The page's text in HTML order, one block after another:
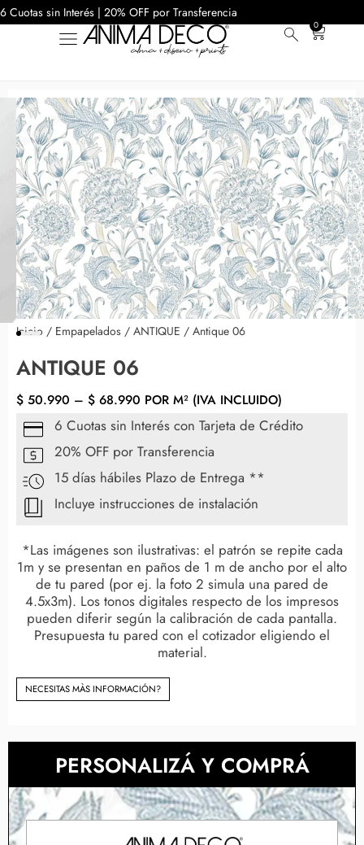
6 Cuotas sin Interés | 20% OFF por Transferencia
0
Inicio / Empapelados / ANTIQUE / Antique 06
ANTIQUE 06
$ 50.990 – $ 68.990 POR M² (IVA INCLUIDO)
6 Cuotas sin Interés con Tarjeta de Crédito
20% OFF por Transferencia
15 días hábiles Plazo de Entrega **
Incluye instrucciones de instalación
*Las imágenes son ilustrativas: el patrón se repite cada
1m y se presentan en paños de 1 m de ancho por el alto
de tu pared (por ej. la foto 2 simula una pared de
4.5x3m). Los tonos digitales respecto de los impresos
pueden diferir según la calibración de cada pantalla.
Presupuesta tu pared con el cotizador eligiendo el
material.
NECESITAS MÀS INFORMACIÓN?
PERSONALIZÁ Y COMPRÁ